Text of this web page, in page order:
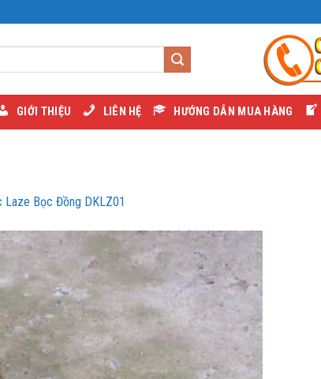
GIỚI THIỆU LIÊN HỆ HƯỚNG DẪN MUA HÀNG
Laze Bọc Đồng DKLZ01